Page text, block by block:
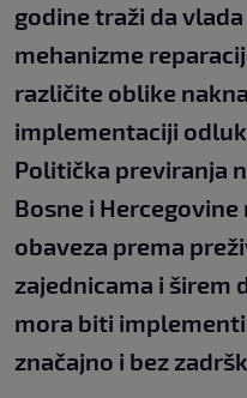
godine traži da
mehanizme
različite oblike
implementaciji
Politička previranja
Bosne i
obaveza prema
zajednicama i širem
mora biti
značajno i bez